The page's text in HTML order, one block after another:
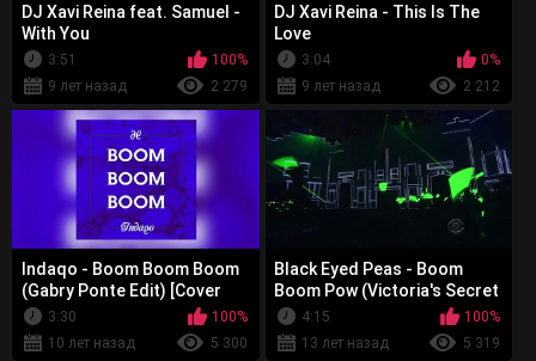
DJ Xavi Reina feat. Samuel -
With You
3:51
100%
9 лет назад
2 279
DJ Xavi Reina - This Is The
Love
3:04
0%
9 лет назад
2 212
Indaqo - Boom Boom Boom
(Gabry Ponte Edit) [Cover
Art]3:30
100%
10 лет назад
5 300
Black Eyed Peas - Boom
Boom Pow (Victoria's Secret
Fashion Show)
4:15
100%
13 лет назад
5 319